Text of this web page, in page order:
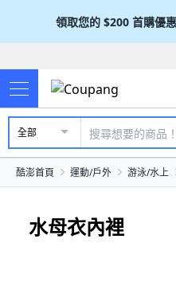
領取您的 $200 首購優
全部
酷澎首頁 運動/戶外 游泳/水上
水母衣內裡